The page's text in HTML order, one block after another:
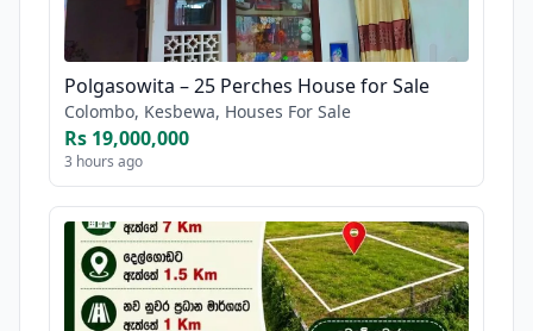
Polgasowita – 25 Perches House for Sale
Colombo, Kesbewa, Houses For Sale
Rs 19,000,000
3 hours ago